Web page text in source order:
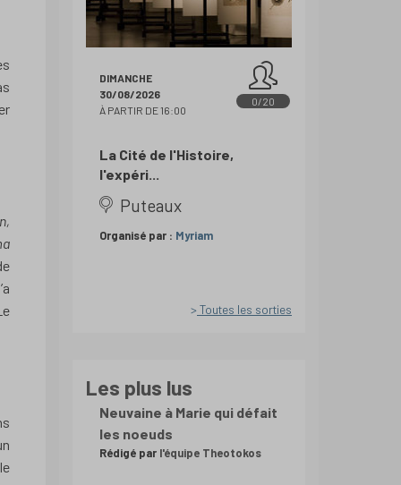
DIMANCHE
30/08/2026
À PARTIR DE 16:00
0/20
La Cité de l'Histoire,
l'expéri...
Puteaux
Organisé par : Myriam
Toutes les sorties
Les plus lus
Neuvaine à Marie qui défait
les noeuds
Rédigé par l'équipe Theotokos